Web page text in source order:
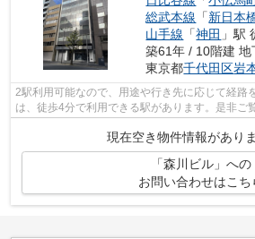
総武本線 「新日本
山手線 「神田 」駅
築61年 / 10階建 地
東京都千代田区岩
2駅利用可能なので、用途や行き先に応じて経路
は、徒歩4分で利用できる駅があります。是非ご
現在空き物件情報がありま
「森川ビル」への
お問い合わせはこち